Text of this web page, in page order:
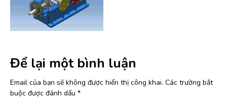
Để lại một bình luận
Email của bạn sẽ không được hiển thị công khai. Các trường bắt
buộc được đánh dấu *